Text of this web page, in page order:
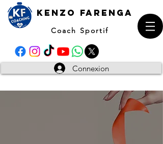
kENZO farenga
Coach Sportif
Connexion